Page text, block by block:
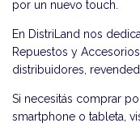
por un nuevo touch.
En DistriLand nos
Repuestos y
distribuidores,
Si necesitás comprar
smartphone o tableta,